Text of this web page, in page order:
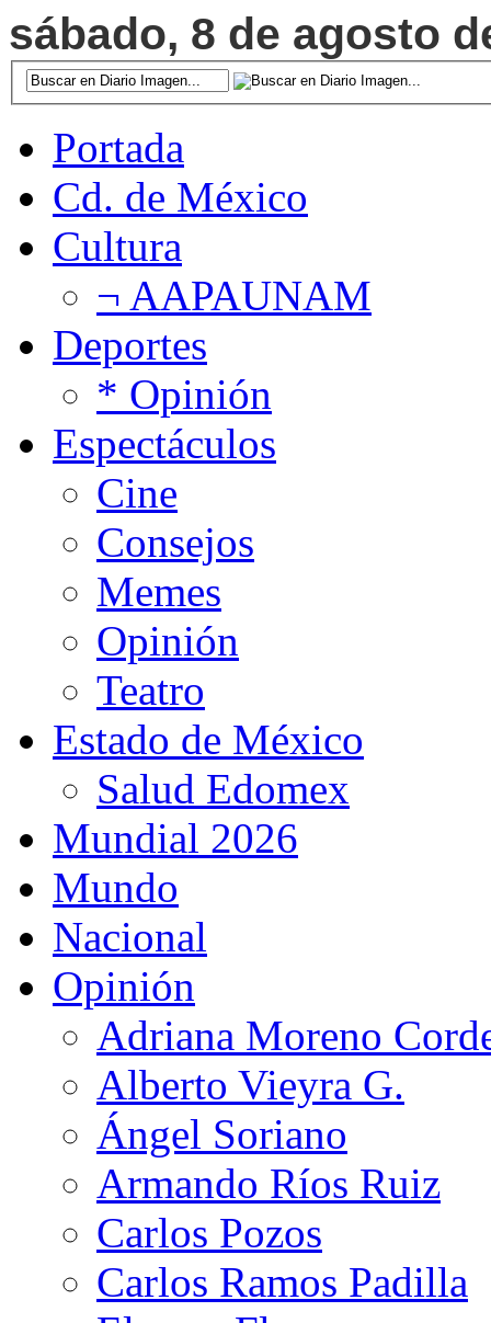
sábado, 8 de agosto
Portada
Cd. de México
Cultura
¬ AAPAUNAM
Deportes
* Opinión
Espectáculos
Cine
Consejos
Memes
Opinión
Teatro
Estado de México
Salud Edomex
Mundial 2026
Mundo
Nacional
Opinión
Adriana Moreno
Alberto Vieyra G.
Ángel Soriano
Armando Ríos Ruiz
Carlos Pozos
Carlos Ramos Padilla